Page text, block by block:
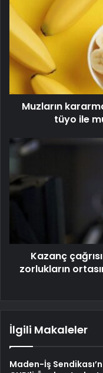
Muzların
tüyo ile
Kazanç
zorlukların
İlgili Makaleler
Maden-İş